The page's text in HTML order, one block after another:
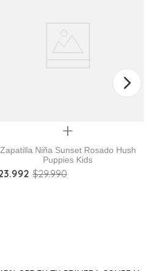
Quickview
Zapatilla Niña Sunset Rosado Hush
Puppies Kids
.992 $29.990